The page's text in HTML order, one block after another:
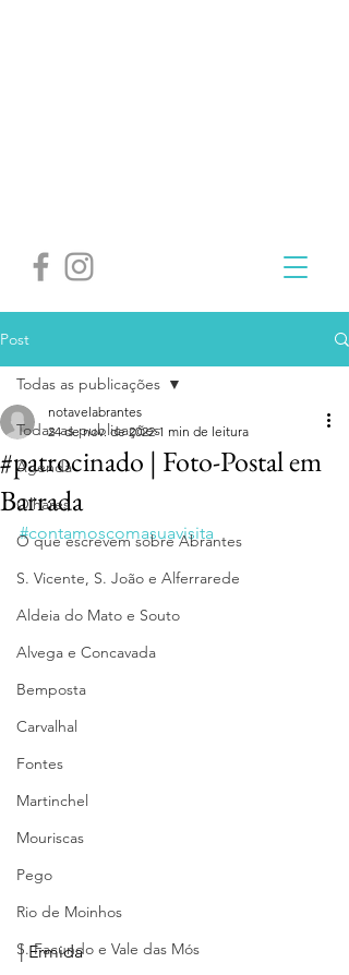
Post
Todas as publicações
Agenda
Olhares
O que escrevem sobre Abrantes
S. Vicente, S. João e Alferrarede
Aldeia do Mato e Souto
Alvega e Concavada
Bemposta
Carvalhal
Fontes
Martinchel
Mouriscas
Pego
Rio de Moinhos
S. Facundo e Vale das Mós
Todas as publicações
#patrocinado | Foto-Postal em
Barrada
notavelabrantes
24 de nov. de 2022 1 min de leitura
#contamoscomasuavisita
| Ermida